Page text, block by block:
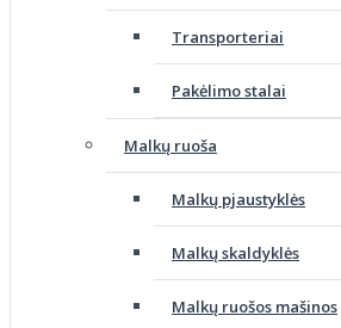
Transporteriai
Pakėlimo stalai
Malkų ruoša
Malkų pjaustyklės
Malkų skaldyklės
Malkų ruošos mašinos